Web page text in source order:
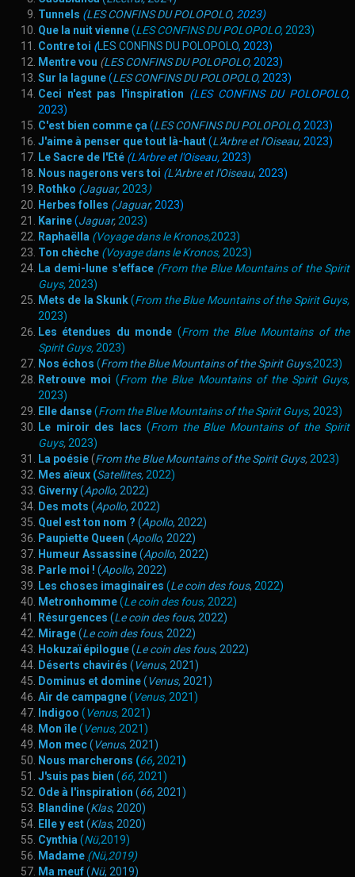
Tunnels (LES CONFINS DU POLOPOLO, 2023)
Que la nuit vienne(LES CONFINS DU POLOPOLO, 2023)
Contre toi (LES CONFINS DU POLOPOLO, 2023)
Mentre vou (LES CONFINS DU POLOPOLO,2023)
Sur la lagune(LES CONFINS DU POLOPOLO,2023)
Ceci n'est pas l'inspiration (LES CONFINS DU POLOPOLO,
2023)
C'est bien comme ça (LES CONFINS DU POLOPOLO,2023)
J'aime à penser que tout là-haut(L'Arbre et l'Oiseau,2023)
Le Sacre de l'Eté (L'Arbre et l'Oiseau,2023)
Nous nagerons vers toi (L'Arbre et l'Oiseau, 2023)
Rothko (Jaguar, 2023)
Herbes folles (Jaguar,2023)
Karine(Jaguar, 2023)
Raphaëlla (Voyage dans le Kronos,2023)
Ton chèche (Voyage dans le Kronos, 2023)
La demi-lune s'efface (From the Blue Mountains of the Spirit
Guys, 2023)
Mets de la Skunk (From the Blue Mountains of the Spirit Guys,
2023)
Les étendues du monde (From the Blue Mountains of the
Spirit Guys, 2023)
Nos échos (From the Blue Mountains of the Spirit Guys,2023)
Retrouve moi (From the Blue Mountains of the Spirit Guys,
2023)
Elle danse(From the Blue Mountains of the Spirit Guys, 2023)
Le miroir des lacs (From the Blue Mountains of the Spirit
Guys, 2023)
La poésie(From the Blue Mountains of the Spirit Guys, 2023)
Mes aïeux (Satellites, 2022)
Giverny(Apollo, 2022)
Des mots (Apollo, 2022)
Quel est ton nom ? (Apollo, 2022)
Paupiette Queen (Apollo, 2022)
Humeur Assassine(Apollo, 2022)
Parle moi ! (Apollo, 2022)
Les choses imaginaires (Le coin des fous, 2022)
Metronhomme(Le coin des fous, 2022)
Résurgences (Le coin des fous, 2022)
Mirage(Le coin des fous, 2022)
Hokuzaï épilogue(Le coin des fous, 2022)
Déserts chavirés (Venus, 2021)
Dominus et domine(Venus, 2021)
Air de campagne(Venus, 2021)
Indigoo (Venus, 2021)
Mon île(Venus, 2021)
Mon mec(Venus, 2021)
Nous marcherons (66, 2021)
J'suis pas bien (66, 2021)
Ode à l'inspiration (66, 2021)
Blandine(Klas, 2020)
Elle y est(Klas, 2020)
Cynthia (Nü,2019)
Madame (Nü,2019)
Ma meuf(Nü, 2019)